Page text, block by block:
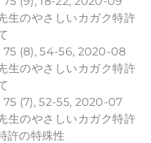
生のやさしいカガク特許
(8), 54-56, 2020-08
生のやさしいカガク特許
(7), 52-55, 2020-07
生のやさしいカガク特許
許の特殊性